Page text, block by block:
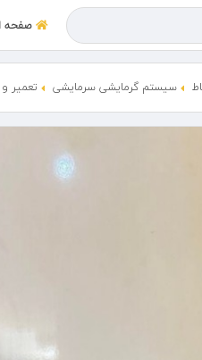
صفحه
سیستم گرمایشی سرمایشی تعمیر